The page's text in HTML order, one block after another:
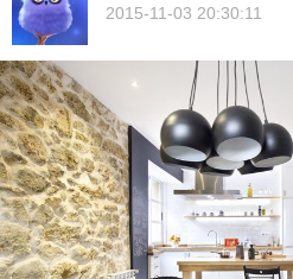
2015-11-03 20:30:11